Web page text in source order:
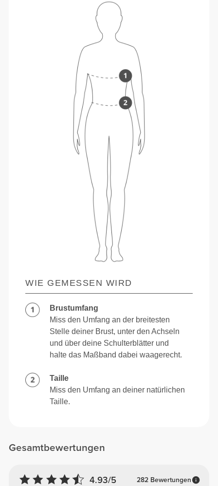
Gesamtbewertungen
4.93/5 282 Bewertungen
WIE GEMESSEN WIRD
Brustumfang
Miss den Umfang an der breitesten
Stelle deiner Brust, unter den Achseln
und über deine Schulterblätter und
halte das Maßband dabei waagerecht.
Taille
Miss den Umfang an deiner natürlichen
Taille.